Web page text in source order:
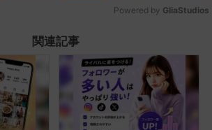
Powered by GliaStudios
関連記事